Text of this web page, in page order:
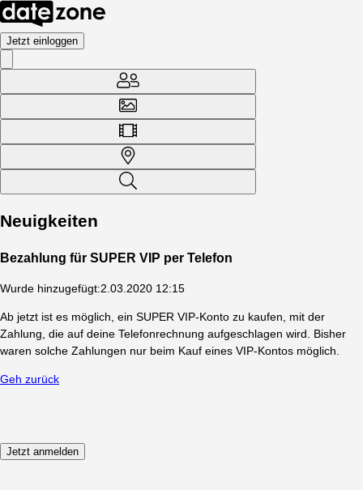
Jetzt einloggen
Neuigkeiten
Bezahlung für SUPER VIP per Telefon
Wurde hinzugefügt:2.03.2020 12:15
Ab jetzt ist es möglich, ein SUPER VIP-Konto zu kaufen, mit der
Zahlung, die auf deine Telefonrechnung aufgeschlagen wird. Bisher
waren solche Zahlungen nur beim Kauf eines VIP-Kontos möglich.
Geh zurück
Jetzt anmelden